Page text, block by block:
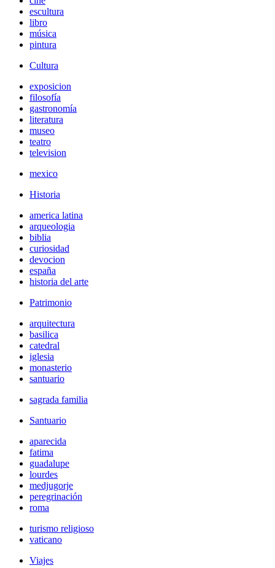
escultura
libro
música
pintura
Cultura
exposicion
filosofía
gastronomía
literatura
museo
teatro
television
mexico
Historia
america latina
arqueologia
biblia
curiosidad
devocion
españa
historia del arte
Patrimonio
arquitectura
basilica
catedral
iglesia
monasterio
santuario
sagrada familia
Santuario
aparecida
fatima
guadalupe
lourdes
medjugorje
peregrinación
roma
turismo religioso
vaticano
Viajes